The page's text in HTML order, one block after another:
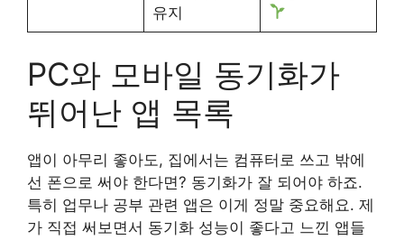
유지
PC와 모바일 동기화가
뛰어난 앱 목록
앱이 아무리 좋아도, 집에서는 컴퓨터로 쓰고 밖에
선 폰으로 써야 한다면? 동기화가 잘 되어야 하죠.
특히 업무나 공부 관련 앱은 이게 정말 중요해요. 제
가 직접 써보면서 동기화 성능이 좋다고 느낀 앱들